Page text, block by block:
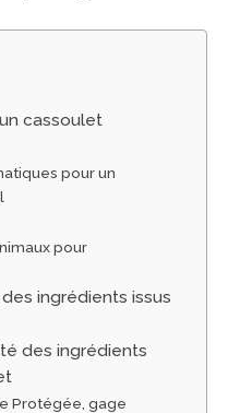
cassoulet
pour un
pour
ingrédients issus
des ingrédients
Protégée, gage